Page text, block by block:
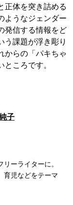
正体を突き詰める
ようなジェンダー
発信する情報をど
う課題が浮き彫り
からの「パキちゃ
ころです。
子
ーライターに。
育児などをテーマ